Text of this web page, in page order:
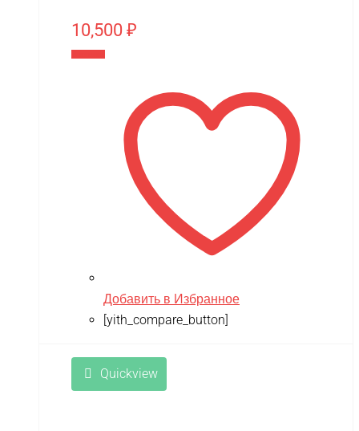
10,500 ₽
Добавить в Избранное
[yith_compare_button]
Quickview